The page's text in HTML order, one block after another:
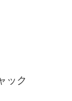
ック